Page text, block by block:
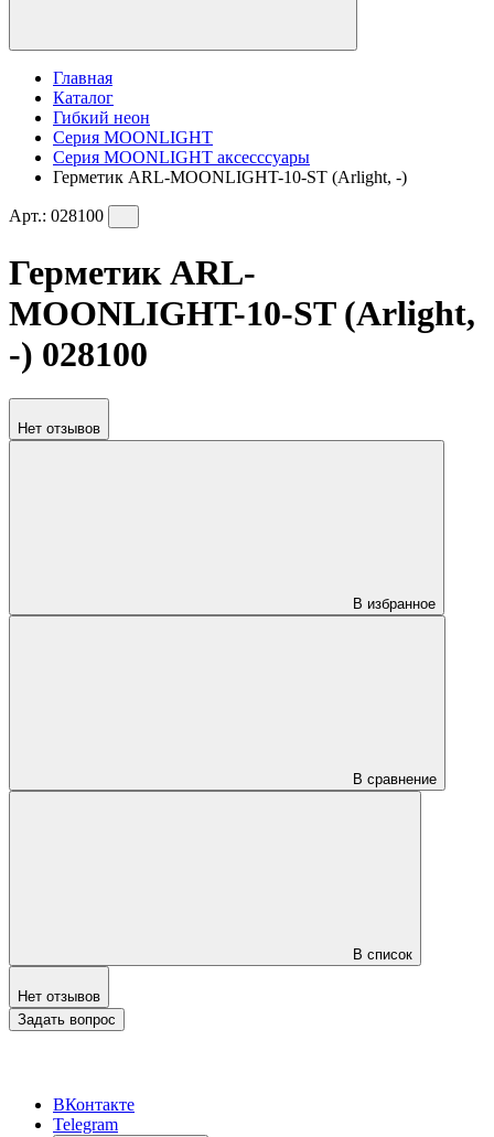
Главная
Каталог
Гибкий неон
Серия MOONLIGHT
Серия MOONLIGHT аксесссуары
Герметик ARL-MOONLIGHT-10-ST (Arlight, -)
Арт.: 028100
Герметик ARL-
MOONLIGHT-10-ST (Arlight,
-) 028100
Нет отзывов
В избранное
В сравнение
В список
Нет отзывов
Задать вопрос
ВКонтакте
Telegram